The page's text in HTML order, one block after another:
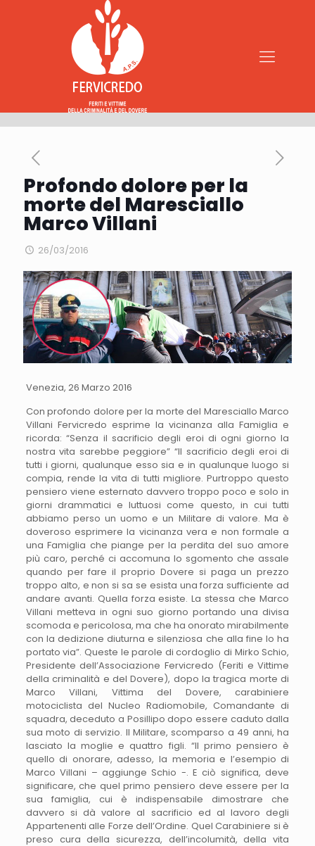
Profondo dolore per la
morte del Maresciallo
Marco Villani
26/03/2016
Venezia, 26 Marzo 2016
Con profondo dolore per la morte del Maresciallo Marco
Villani Fervicredo esprime la vicinanza alla Famiglia e
ricorda: “Senza il sacrificio degli eroi di ogni giorno la
nostra vita sarebbe peggiore” “Il sacrificio degli eroi di
tutti i giorni, qualunque esso sia e in qualunque luogo si
compia, rende la vita di tutti migliore. Purtroppo questo
pensiero viene esternato davvero troppo poco e solo in
giorni drammatici e luttuosi come questo, in cui tutti
abbiamo perso un uomo e un Militare di valore. Ma è
doveroso esprimere la vicinanza vera e non formale a
una Famiglia che piange per la perdita del suo amore
più caro, perché ci accomuna lo sgomento che assale
quando per fare il proprio Dovere si paga un prezzo
troppo alto, e non si sa se esista una forza sufficiente ad
andare avanti. Quella forza esiste. La stessa che Marco
Villani metteva in ogni suo giorno portando una divisa
scomoda e pericolosa, ma che ha onorato mirabilmente
con la dedizione diuturna e silenziosa che alla fine lo ha
portato via”. Queste le parole di cordoglio di Mirko Schio,
Presidente dell’Associazione Fervicredo (Feriti e Vittime
della criminalità e del Dovere), dopo la tragica morte di
Marco Villani, Vittima del Dovere, carabiniere
motociclista del Nucleo Radiomobile, Comandante di
squadra, deceduto a Posillipo dopo essere caduto dalla
sua moto di servizio. Il Militare, scomparso a 49 anni, ha
lasciato la moglie e quattro figli. “Il primo pensiero è
quello di onorare, adesso, la memoria e l’esempio di
Marco Villani – aggiunge Schio -. E ciò significa, deve
significare, che quel primo pensiero deve essere per la
sua famiglia, cui è indispensabile dimostrare che
davvero si dà valore al sacrificio ed al lavoro degli
Appartenenti alle Forze dell’Ordine. Quel Carabiniere si è
preso cura della sicurezza, dell’incolumità, della vita